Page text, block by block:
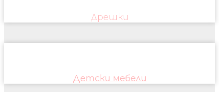
Дрешки
Детски мебели